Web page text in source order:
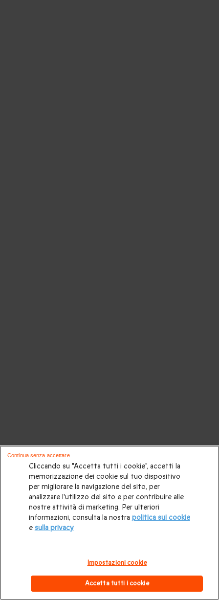
Cliccando su "Accetta tutti i cookie", accetti la
memorizzazione dei cookie sul tuo dispositivo
per migliorare la navigazione del sito, per
analizzare l'utilizzo del sito e per contribuire alle
nostre attività di marketing. Per ulteriori
informazioni, consulta la nostra politica sui cookie
e sulla privacy
Impostazioni cookie
Accetta tutti i cookie
Continua senza accettare